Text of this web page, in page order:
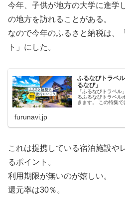
今年、子供が地方の大学に進学
の地方を訪れることがある。
なので今年のふるさと納税は、
ト」にした。
ふるなびトラベ
るなび」
「ふるなびトラベ
るふるなびトラベル
きます。 この特集
furunavi.jp
これは提携している宿泊施設や
るポイント。
利用期限が無いのが嬉しい。
還元率は30％。